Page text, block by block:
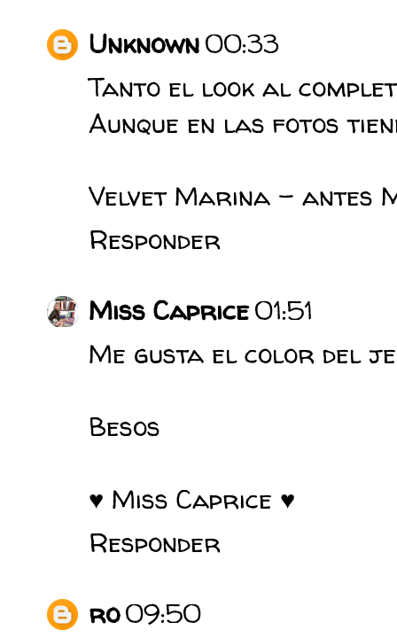
Unknown00:33
Tanto el look al
Aunque en las fotos
Velvet Marina - antes
Responder
Miss Caprice01:51
Me gusta el color del
Besos
♥ Miss Caprice ♥
Responder
ro09:50